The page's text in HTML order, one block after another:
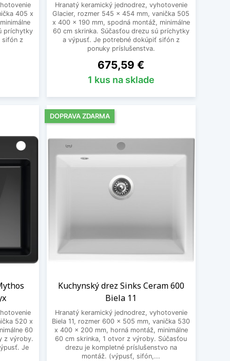
405 x
príchytky
sifón z
Hranatý keramický jednodrez, vyhotovenie
Glacier, rozmer 545 x 454 mm, vanička 505
x 400 x 190 mm, spodná montáž, minimálne
60 cm skrinka. Súčasťou drezu sú príchytky
a výpusť. Je potrebné dokúpiť sifón z
ponuky príslušenstva.
Cena
675,59 €
1 kus na sklade
520 x
60
z výroby.
Je
Kuchynský drez Sinks Ceram 600
Biela 11
Hranatý keramický jednodrez, vyhotovenie
Biela 11, rozmer 600 x 505 mm, vanička 530
x 400 x 200 mm, horná montáž, minimálne
60 cm skrinka, 1 otvor z výroby. Súčasťou
drezu je kompletné príslušenstvo na
montáž. (výpusť, sifón,...
DOPRAVA ZDARMA